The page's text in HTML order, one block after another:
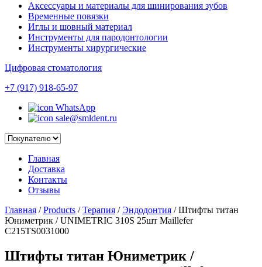
Аксессуары и материалы для шинирования зубов
Временные повязки
Иглы и шовный материал
Инструменты для пародонтологии
Инструменты хирургические
Цифровая стоматология
+7 (917) 918-65-97
WhatsApp
sale@smldent.ru
Главная
Доставка
Контакты
Отзывы
Главная / Products / Терапия / Эндодонтия /Штифты титан
Юниметрик / UNIMETRIC 310S 25шт Maillefer
C215TS0031000
Штифты титан Юниметрик /